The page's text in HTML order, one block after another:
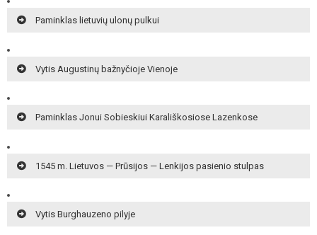
Paminklas lietuvių ulonų pulkui
Vytis Augustinų bažnyčioje Vienoje
Paminklas Jonui Sobieskiui Karališkosiose Lazenkose
1545 m. Lietuvos — Prūsijos — Lenkijos pasienio stulpas
Vytis Burghauzeno pilyje